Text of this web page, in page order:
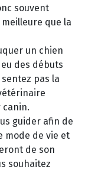
souvent
que la
un chien
des débuts
pas la
canin.
guider afin de
mode de vie et
de son
souhaitez